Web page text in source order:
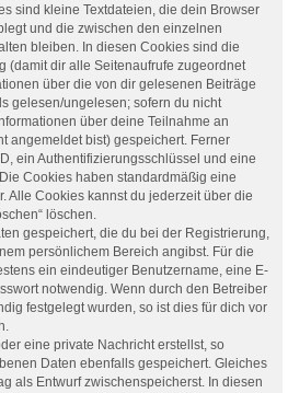
sind kleine Textdateien, die dein Browser
und die zwischen den einzelnen
bleiben. In diesen Cookies sind die
(damit dir alle Seitenaufrufe zugeordnet
über die von dir gelesenen Beiträge
gelesen/ungelesen; sofern du nicht
über deine Teilnahme an
angemeldet bist) gespeichert. Ferner
ein Authentifizierungsschlüssel und eine
Cookies haben standardmäßig eine
Alle Cookies kannst du jederzeit über die
löschen.
gespeichert, die du bei der Registrierung,
persönlichem Bereich angibst. Für die
ein eindeutiger Benutzername, eine E-
notwendig. Wenn durch den Betreiber
festgelegt wurden, so ist dies für dich vor
eine private Nachricht erstellst, so
Daten ebenfalls gespeichert. Gleiches
als Entwurf zwischenspeicherst. In diesen